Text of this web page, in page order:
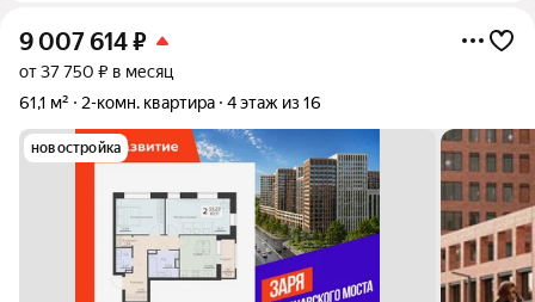
9 007 614₽
от 37 750 ₽ в месяц
61,1 м²
2-комн. квартира 4 этаж из 16
новостройка